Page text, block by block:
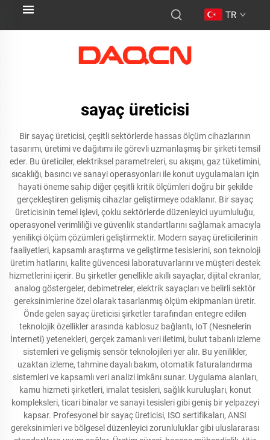
TR
sayaç üreticisi
Bir sayaç üreticisi, çeşitli sektörlerde hassas ölçüm cihazlarının
tasarımı, üretimi ve dağıtımı ile görevli uzmanlaşmış bir şirketi temsil
eder. Bu üreticiler, elektriksel parametreleri, su akışını, gaz tüketimini,
sıcaklığı, basıncı ve sanayi operasyonları ile konut uygulamaları için
hayati öneme sahip diğer çeşitli kritik ölçümleri doğru bir şekilde
gerçekleştiren gelişmiş cihazlar geliştirmeye odaklanır. Bir sayaç
üreticisinin temel işlevi, çoklu sektörlerde düzenleyici uyumluluğu,
operasyonel verimliliği ve güvenlik standartlarını sağlamak amacıyla
yenilikçi ölçüm çözümleri geliştirmektir. Modern sayaç üreticilerinin
faaliyetleri, kapsamlı araştırma ve geliştirme tesislerini, son teknoloji
üretim hatlarını, kalite güvencesi laboratuvarlarını ve müşteri destek
hizmetlerini içerir. Bu şirketler genellikle akıllı sayaçlar, dijital ekranlar,
analog göstergeler, debimetreler, elektrik sayaçları ve belirli sektör
gereksinimlerine özel olarak tasarlanmış ölçüm ekipmanları üretir.
Önde gelen sayaç üreticisi şirketler tarafından entegre edilen
teknolojik özellikler arasında kablosuz bağlantı, IoT (Nesnelerin
İnterneti) yetenekleri, gerçek zamanlı veri iletimi, bulut tabanlı izleme
sistemleri ve gelişmiş sensör teknolojileri yer alır. Bu yenilikler,
uzaktan izleme, tahmine dayalı bakım, otomatik faturalandırma
sistemleri ve kapsamlı veri analizi imkânı sunar. Uygulama alanları,
kamu hizmeti şirketleri, imalat tesisleri, sağlık kuruluşları, konut
kompleksleri, ticari binalar ve sanayi tesisleri gibi geniş bir yelpazeyi
kapsar. Profesyonel bir sayaç üreticisi, ISO sertifikaları, ANSI
gereksinimleri ve bölgesel düzenleyici zorunluluklar gibi uluslararası